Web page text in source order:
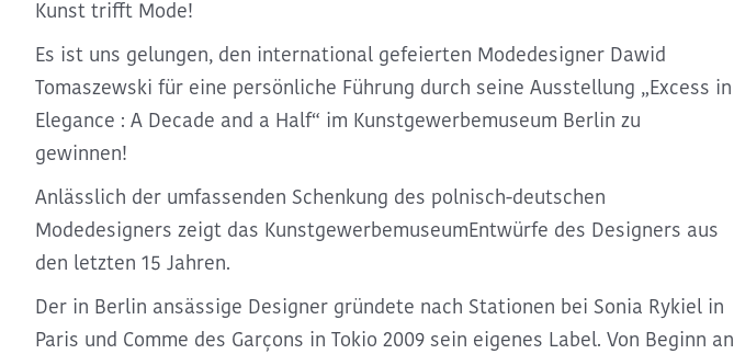
Kunst trifft Mode!
Es ist uns gelungen, den international gefeierten Modedesigner Dawid
Tomaszewski für eine persönliche Führung durch seine Ausstellung „Excess in
Elegance : A Decade and a Half“ im Kunstgewerbemuseum Berlin zu
gewinnen!
Anlässlich der umfassenden Schenkung des polnisch-deutschen
Modedesigners zeigt das KunstgewerbemuseumEntwürfe des Designers aus
den letzten 15 Jahren.
Der in Berlin ansässige Designer gründete nach Stationen bei Sonia Rykiel in
Paris und Comme des Garçons in Tokio 2009 sein eigenes Label. Von Beginn an